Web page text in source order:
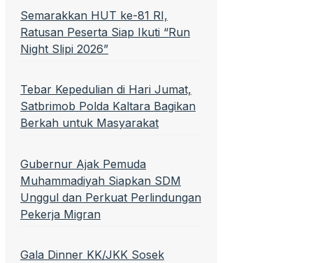
Semarakkan HUT ke-81 RI,
Ratusan Peserta Siap Ikuti “Run
Night Slipi 2026”
Tebar Kepedulian di Hari Jumat,
Satbrimob Polda Kaltara Bagikan
Berkah untuk Masyarakat
Gubernur Ajak Pemuda
Muhammadiyah Siapkan SDM
Unggul dan Perkuat Perlindungan
Pekerja Migran
Gala Dinner KK/JKK Sosek